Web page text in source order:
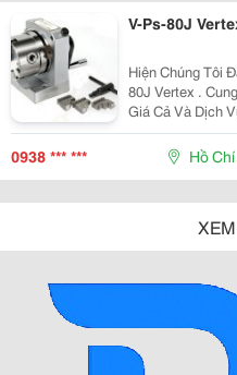
V-Ps-80J
Hiện Chúng Tôi
80J Vertex .
Giá Cả Và Dịch Vụ Tốt Nhất.
Toàn Thịnh Phát
Hàng Đầu
0938 *** *** Hồ